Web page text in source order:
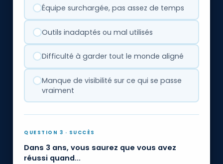
Équipe surchargée, pas assez de temps
Outils inadaptés ou mal utilisés
Difficulté à garder tout le monde aligné
Manque de visibilité sur ce qui se passe
vraiment
QUESTION 3 · SUCCÈS
Dans 3 ans, vous saurez que vous avez
réussi quand...